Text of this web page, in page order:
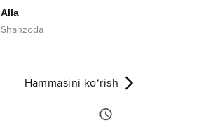
Alla
Shahzoda
Hammasini ko‘rish